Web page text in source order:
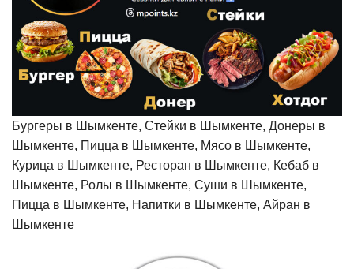
Бургеры в Шымкенте, Стейки в Шымкенте, Донеры в
Шымкенте, Пицца в Шымкенте, Мясо в Шымкенте,
Курица в Шымкенте, Ресторан в Шымкенте, Кебаб в
Шымкенте, Ролы в Шымкенте, Суши в Шымкенте,
Пицца в Шымкенте, Напитки в Шымкенте, Айран в
Шымкенте